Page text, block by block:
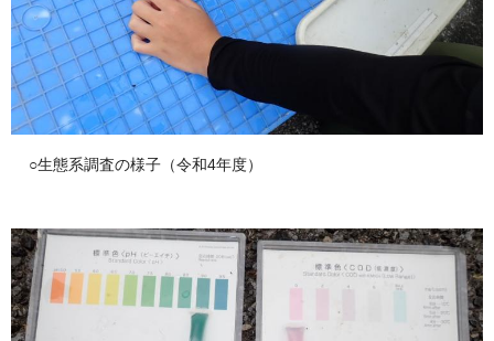
○生態系調査の様子（令和4年度）